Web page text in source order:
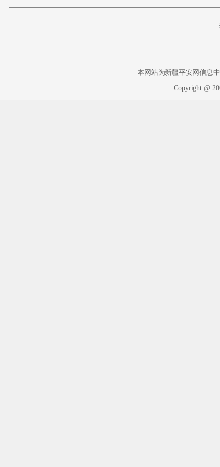
本网站为新疆平安网信息
Copyright @